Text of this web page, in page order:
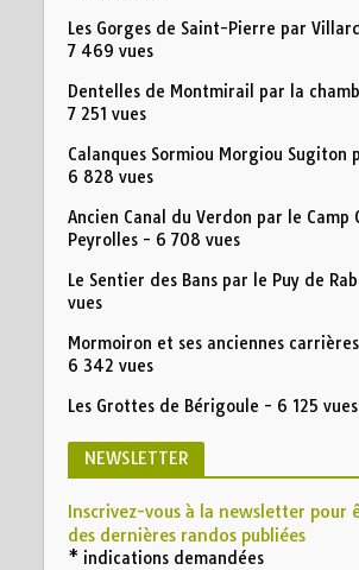
Les Gorges de Saint-Pierre par
7 469 vues
Dentelles de Montmirail par la
7 251 vues
Calanques Sormiou Morgiou Sugiton
6 828 vues
Ancien Canal du Verdon par le Camp
Peyrolles- 6 708 vues
Le Sentier des Bans par le Puy de
vues
Mormoiron et ses anciennes
6 342 vues
Les Grottes de Bérigoule - 6 125 vues
NEWSLETTER
Inscrivez-vous à la newsletter pour
des dernières randos publiées
* indications demandées